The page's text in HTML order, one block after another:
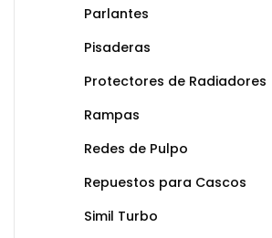
Parlantes
Pisaderas
Protectores de Radiadores
Rampas
Redes de Pulpo
Repuestos para Cascos
Simil Turbo